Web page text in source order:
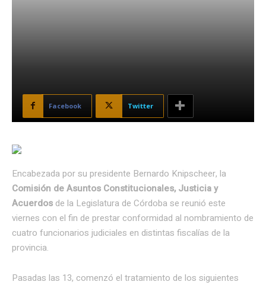
Facebook Twitter
Encabezada por su presidente Bernardo Knipscheer, la
Comisión de Asuntos Constitucionales, Justicia y
Acuerdos de la Legislatura de Córdoba se reunió este
viernes con el fin de prestar conformidad al nombramiento de
cuatro funcionarios judiciales en distintas fiscalías de la
provincia.
Pasadas las 13, comenzó el tratamiento de los siguientes